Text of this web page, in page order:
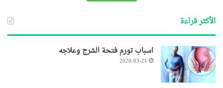
الأكثر قراءة
اسباب تورم فتحة الشرج وعلاجه
2020-03-21